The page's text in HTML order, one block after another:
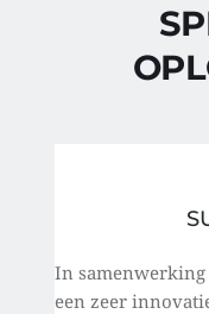
In
een zeer